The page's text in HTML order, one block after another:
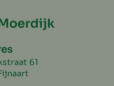
61